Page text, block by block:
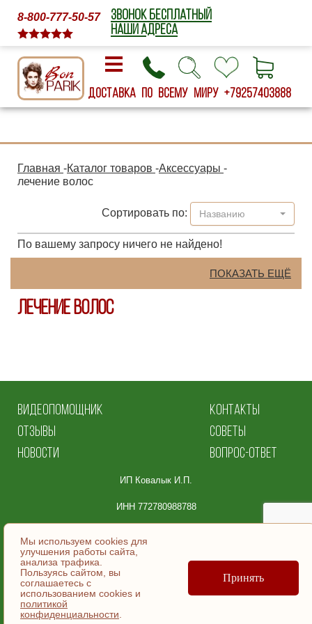
8-800-777-50-57
ЗВОНОК БЕСПЛАТНЫЙ
НАШИ АДРЕСА
Доставка по всему миру +79257403888
Главная -Каталог товаров -Аксессуары -
лечение волос
Сортировать по: Названию
По вашему запросу ничего не найдено!
ПОКАЗАТЬ ЕЩЁ
лечение волос
ВИДЕОПОМОЩНИК
ОТЗЫВЫ
НОВОСТИ
КОНТАКТЫ
СОВЕТЫ
ВОПРОС-ОТВЕТ
ИП Ковалык И.П.
ИНН 772780988788
105064, Москва
ул. Земляной Вал, д.36, эт/помещ 5/ | №9.
Согласие на обработку персональных данных
Мы используем cookies для
улучшения работы сайта,
анализа трафика.
Пользуясь сайтом, вы
соглашаетесь c
использованием cookies и
политикой
конфиденциальности
Принять